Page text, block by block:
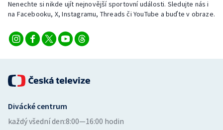
Short track
Sportovní střelba
Stolní tenis
Triatlon
Veslování
Nenechte si nikde ujít nejnovější sportovní události. Sledujte nás i
na Facebooku, X, Instagramu, Threads či YouTube a buďte v obraze.
Divácké centrum
každý všední den:8:00—16:00 hodin